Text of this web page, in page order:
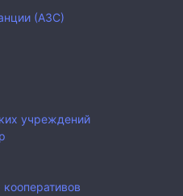
(АЗС)
учреждений